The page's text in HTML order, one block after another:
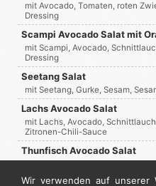
mit Avocado, Tomaten, roten
Dressing
Scampi Avocado Salat mit
mit Scampi, Avocado,
Dressing
Seetang Salat
mit Seetang, Gurke, Sesam,
Lachs Avocado Salat
mit Lachs, Avocado,
Zitronen-Chili-Sauce
Thunfisch Avocado Salat
Wir verwenden auf unserer